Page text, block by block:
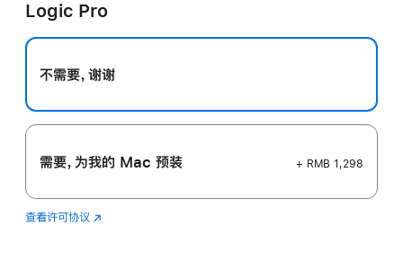
口
开)
Logic Pro
不需要，谢谢
需要，为我的 Mac 预装 + RMB 1,298
查看许可协议 Logic
(在